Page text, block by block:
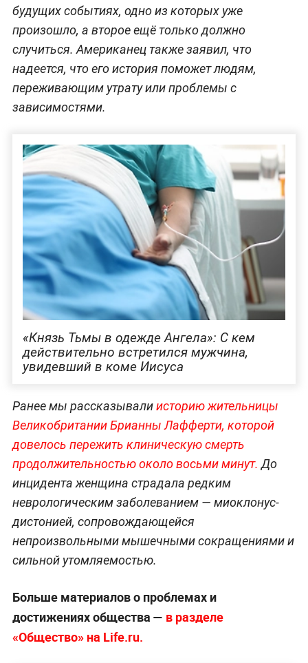
будущих событиях, одно из которых уже
произошло, а второе ещё только должно
случиться. Американец также заявил, что
надеется, что его история поможет людям,
переживающим утрату или проблемы с
зависимостями.
«Князь Тьмы в одежде Ангела»: С кем
действительно встретился мужчина,
увидевший в коме Иисуса
Ранее мы рассказывалиисторию жительницы
Великобритании Брианны Лафферти, которой
довелось пережить клиническую смерть
продолжительностью около восьми минут.До
инцидента женщина страдала редким
неврологическим заболеванием — миоклонус-
дистонией, сопровождающейся
непроизвольными мышечными сокращениями и
сильной утомляемостью.
Больше материалов о проблемах и
достижениях общества — в разделе
«Общество» на Life.ru.